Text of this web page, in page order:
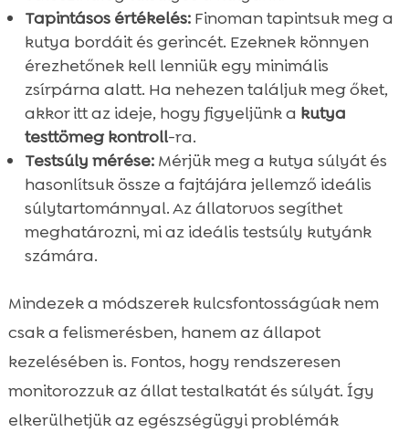
Tapintásos értékelés:Finoman tapintsuk meg a
kutya bordáit és gerincét. Ezeknek könnyen
érezhetőnek kell lenniük egy minimális
zsírpárna alatt. Ha nehezen találjuk meg őket,
akkor itt az ideje, hogy figyeljünk a kutya
testtömeg kontroll-ra.
Testsúly mérése:Mérjük meg a kutya súlyát és
hasonlítsuk össze a fajtájára jellemző ideális
súlytartománnyal. Az állatorvos segíthet
meghatározni, mi az ideális testsúly kutyánk
számára.
Mindezek a módszerek kulcsfontosságúak nem
csak a felismerésben, hanem az állapot
kezelésében is. Fontos, hogy rendszeresen
monitorozzuk az állat testalkatát és súlyát. Így
elkerülhetjük az egészségügyi problémák